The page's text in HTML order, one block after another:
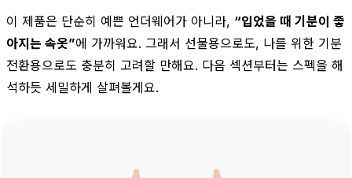
이 제품은 단순히 예쁜 언더웨어가 아니라, “입었을 때 기분이 좋
아지는 속옷”에 가까워요. 그래서 선물용으로도, 나를 위한 기분
전환용으로도 충분히 고려할 만해요. 다음 섹션부터는 스펙을 해
석하듯 세밀하게 살펴볼게요.